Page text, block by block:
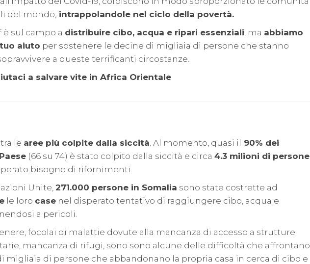
del mondo, intrappolandole nel ciclo della povertà.
è sul campo a distribuire cibo, acqua e ripari essenziali , ma abbiamo
aiuto per sostenere le decine di migliaia di persone che stanno
a queste terrificanti circostanze.
a salvare vite in Africa Orientale
le aree più colpite dalla siccità . Al momento, quasi il 90% dei
(66 su 74) è stato colpito dalla siccità e circa 4.3 milioni di persone
bisogno di rifornimenti.
Unite, 271.000 persone in Somalia sono state costrette ad
le loro case nel disperato tentativo di raggiungere cibo, acqua e
a pericoli.
focolai di malattie dovute alla mancanza di accesso a strutture
mancanza di rifugi, sono sono alcune delle difficoltà che affrontano
migliaia di persone che abbandonano la propria casa in cerca di cibo e